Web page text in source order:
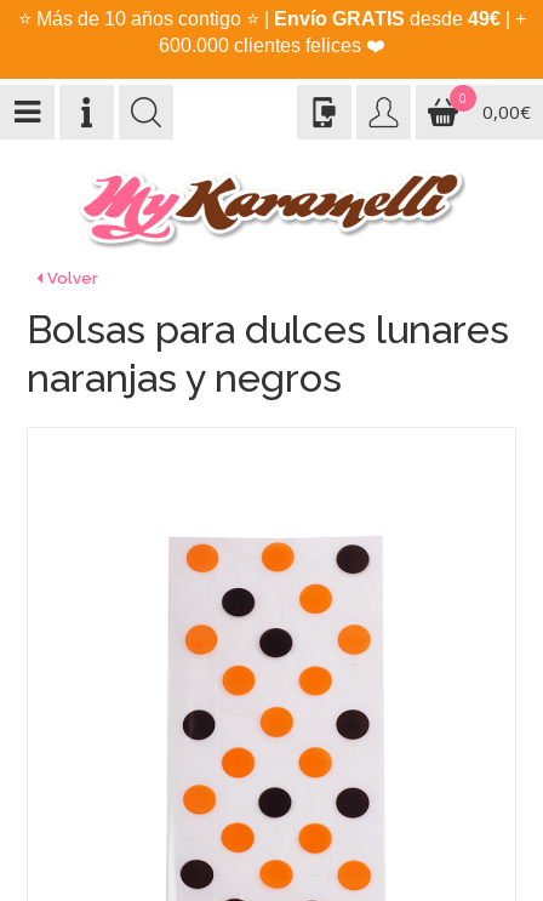
⭐ Más de 10 años contigo ⭐ Envío GRATIS desde 49€| +
600.000 clientes felices ❤️
0
0,00€
Volver
Bolsas para dulces lunares
naranjas y negros